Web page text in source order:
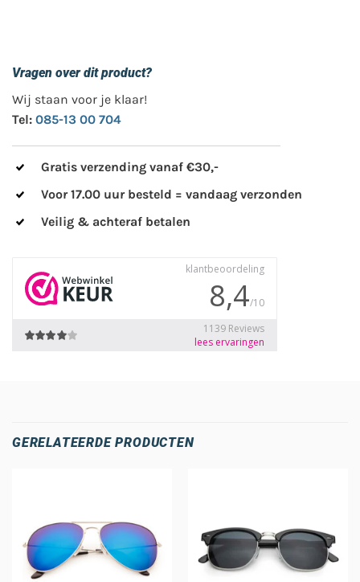
Vragen over dit product?
Wij staan voor je klaar!
Tel: 085-13 00 704
Gratis verzending vanaf €30,-
Voor 17.00 uur besteld = vandaag verzonden
Veilig & achteraf betalen
GERELATEERDE PRODUCTEN